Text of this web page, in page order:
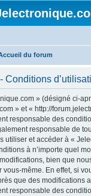
du forum
Conditions
» (désigné ci-
» et « http://
responsable des
responsable de
utiliser et accéder à «
à n’importe quel
bien que
même. En effet, si
que des modifications
responsable des